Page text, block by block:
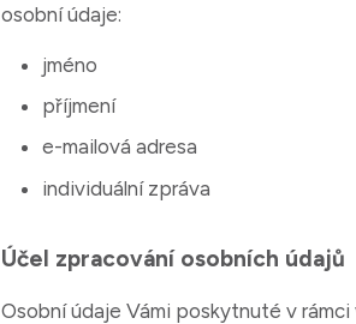
osobní údaje:
jméno
příjmení
e-mailová adresa
individuální zpráva
Účel zpracování osobních údajů
Osobní údaje Vámi poskytnuté v